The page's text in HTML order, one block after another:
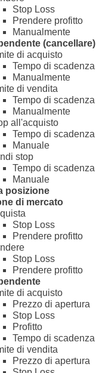
Stop Loss
Prendere profitto
Manualmente
(cancellare)
di acquisto
Tempo di scadenza
Manualmente
di vendita
Tempo di scadenza
Manualmente
all'acquisto
Tempo di scadenza
Manuale
stop
Tempo di scadenza
Manuale
posizione
di mercato
Stop Loss
Prendere profitto
Stop Loss
Prendere profitto
di acquisto
Prezzo di apertura
Stop Loss
Profitto
Tempo di scadenza
di vendita
Prezzo di apertura